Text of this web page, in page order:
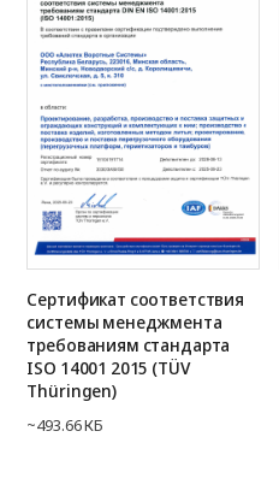
Сертификат соответствия
системы менеджмента
требованиям стандарта
ISO 14001 2015 (TÜV
Thüringen)
~493.66 КБ